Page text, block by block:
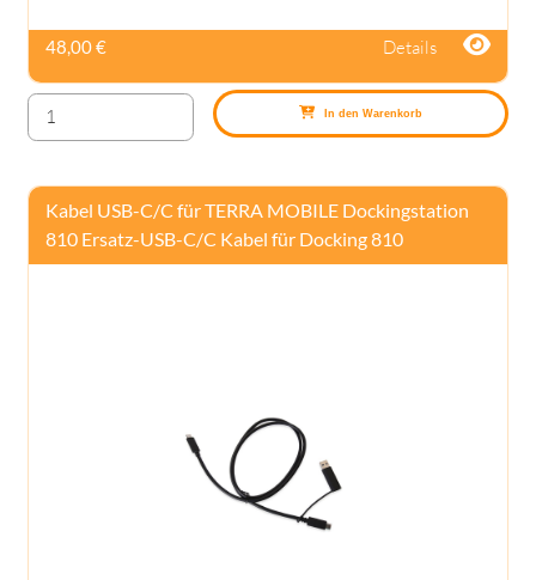
48,00 € Details
In den Warenkorb
Kabel USB-C/C für TERRA MOBILE Dockingstation
810 Ersatz-USB-C/C Kabel für Docking 810